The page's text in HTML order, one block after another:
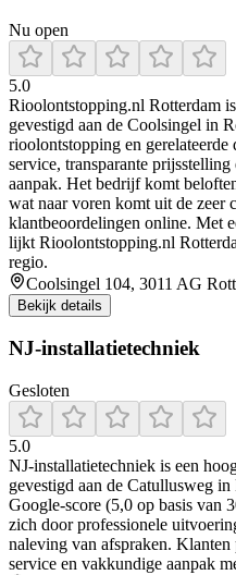
Nu open
5.0
Rioolontstopping.nl Rotterdam
gevestigd aan de Coolsingel in
rioolontstopping en
service, transparante
aanpak. Het bedrijf komt
wat naar voren komt uit de zeer
klantbeoordelingen online. Met
lijkt Rioolontstopping.nl
regio.
Coolsingel 104, 3011 AG
Bekijk details
NJ-installatietechniek
Gesloten
5.0
NJ‑installatietechniek is een
gevestigd aan de Catullusweg
Google-score (5,0 op basis van
zich door professionele
naleving van afspraken.
service en vakkundige aanpak